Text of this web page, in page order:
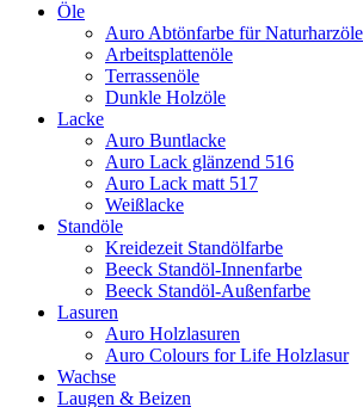
Öle
Auro Abtönfarbe für Naturharzöle
Arbeitsplattenöle
Terrassenöle
Dunkle Holzöle
Lacke
Auro Buntlacke
Auro Lack glänzend 516
Auro Lack matt 517
Weißlacke
Standöle
Kreidezeit Standölfarbe
Beeck Standöl-Innenfarbe
Beeck Standöl-Außenfarbe
Lasuren
Auro Holzlasuren
Auro Colours for Life Holzlasur
Wachse
Laugen & Beizen